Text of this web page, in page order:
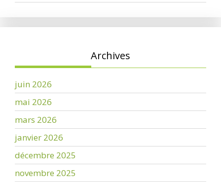
Archives
juin 2026
mai 2026
mars 2026
janvier 2026
décembre 2025
novembre 2025